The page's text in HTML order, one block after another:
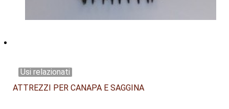
Usi relazionati
ATTREZZI PER CANAPA E SAGGINA